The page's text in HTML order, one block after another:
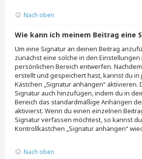
Nach oben
Wie kann ich meinem Beitrag eine
Um eine Signatur an deinen Beitrag
zunächst eine solche in den Einstellungen
persönlichen Bereich entwerfen.
erstellt und gespeichert hast, kannst du in
Kästchen „Signatur anhängen“ aktivieren.
Signatur auch hinzufügen, indem du in
Bereich das standardmäßige Anhängen
aktivierst. Wenn du einen einzelnen
Signatur verfassen möchtest, so kannst
Kontrollkästchen „Signatur anhängen“
Nach oben